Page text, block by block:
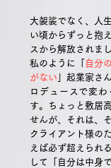
大袈裟でなく、人
い頃からずっと抱
スから解放されまし
私のように「
自分
がない 」起業家さ
ロデュースで変
す。
ちょっと敷居
せんが、それは、
クライアント様の
えば必ず超えられ
して「自分は中身